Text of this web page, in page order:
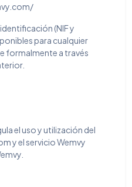
(NIF y
para cualquier
formalmente a través
el uso y utilización del
y el servicio Wemvy